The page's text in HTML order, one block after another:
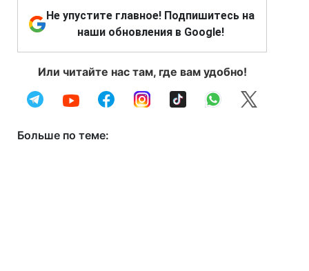
Не упустите главное! Подпишитесь на
наши обновления в Google!
Или читайте нас там, где вам удобно!
Больше по теме: